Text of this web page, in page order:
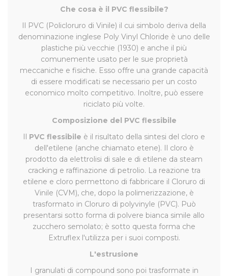
Che cosa è il PVC flessibile?
Il PVC (Policloruro di Vinile) il cui simbolo deriva della
denominazione inglese Poly Vinyl Chloride è uno delle
plastiche più vecchie (1930) e anche il più
comunemente usato per le sue proprietà
meccaniche e fisiche. Esso offre una grande capacità
di essere modificati se necessario per un costo
economico molto competitivo. Inoltre, può essere
riciclato più volte.
Composizione del PVC flessibile
PVC flessibile è il risultato della sintesi del cloro e
dell'etilene (anche chiamato etene). Il cloro è
prodotto da elettrolisi di sale e di etilene da steam
cracking e raffinazione di petrolio. La reazione tra
etilene e cloro permettono di fabbricare il Cloruro di
Vinile (CVM), che, dopo la polimerizzazione, è
trasformato in Cloruro di polyvinyle (PVC). Può
presentarsi sotto forma di polvere bianca simile allo
zucchero semolato; è sotto questa forma che
Extruflex l'utilizza per i suoi composti.
L'estrusione
I granulati di compound sono poi trasformate in